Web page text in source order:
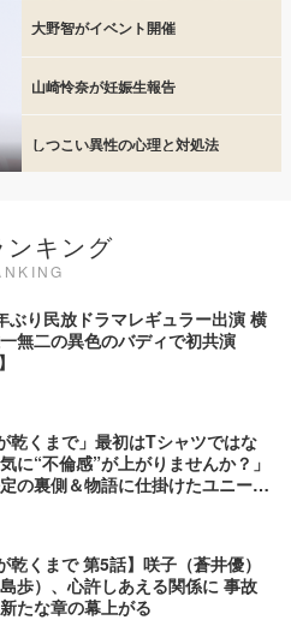
大野智がイベント開催
山崎怜奈が妊娠生報告
しつこい異性の心理と対処法
ンキング
ぶり民放ドラマレギュラー出演 横
無二の異色のバディで初共演
乾くまで」最初はTシャツではな
に“不倫感”が上がりませんか？」
の裏側＆物語に仕掛けたユニーク
5話】咲子（蒼井優）
歩）、心許しあえる関係に 事故
たな章の幕上がる